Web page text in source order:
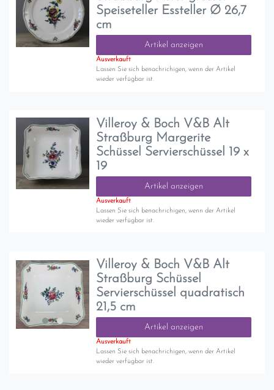
Speiseteller Essteller Ø 26,7
cm
Artikel anzeigen
Ausverkauft
Lassen Sie sich benachrichigen, wenn der Artikel
wieder verfügbar ist.
Villeroy & Boch V&B Alt
Straßburg Margerite
Schüssel Servierschüssel 19 x
19
Artikel anzeigen
Ausverkauft
Lassen Sie sich benachrichigen, wenn der Artikel
wieder verfügbar ist.
Villeroy & Boch V&B Alt
Straßburg Schüssel
Servierschüssel quadratisch
21,5 cm
Artikel anzeigen
Ausverkauft
Lassen Sie sich benachrichigen, wenn der Artikel
wieder verfügbar ist.